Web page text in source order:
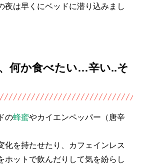
夜は早くにベッドに潜り込みまし
何か食べたい…辛い..そ
の蜂蜜やカイエンペッパー（唐辛
化を持たせたり、カフェインレス
ホットで飲んだりして気を紛らし